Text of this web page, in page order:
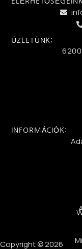
ÜZLETÜNK:
INFORMÁCIÓK:
Copyright © 2026